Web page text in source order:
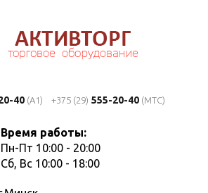
40(A1) +375 (29) 555-20-40(MTC)
Время работы:
Пн-Пт 10:00 - 20:00
Сб, Вс 10:00 - 18:00